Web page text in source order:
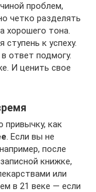
проблем,
четко разделять
хорошего тона.
к успеху.
ответ подмогу.
И ценить свое
привычку, как
. Если вы не
после
книжке,
или
в 21 веке — если